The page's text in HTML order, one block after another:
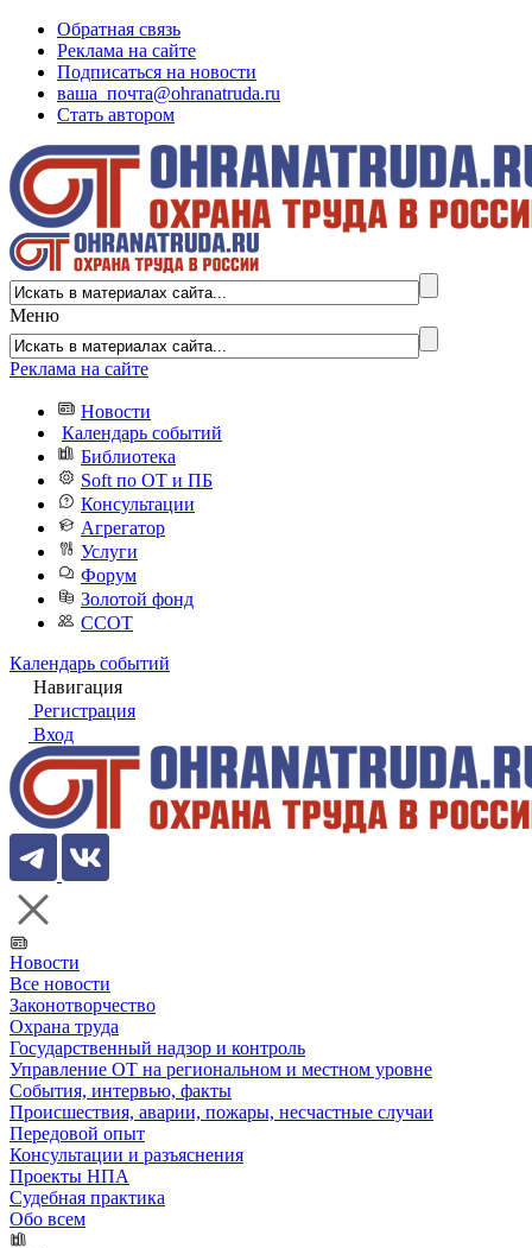
Обратная связь
Реклама на сайте
Подписаться на новости
ваша_почта@ohranatruda.ru
Стать автором
Меню
Реклама на сайте
Новости
Календарь событий
Библиотека
Soft по ОТ и ПБ
Консультации
Агрегатор
Услуги
Форум
Золотой фонд
ССОТ
Календарь событий
Навигация
Регистрация
Вход
Новости
Все новости
Законотворчество
Охрана труда
Государственный надзор и контроль
Управление ОТ на региональном и местном уровне
События, интервью, факты
Происшествия, аварии, пожары, несчастные случаи
Передовой опыт
Консультации и разъяснения
Проекты НПА
Судебная практика
Обо всем